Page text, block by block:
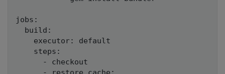
jobs:
  build:
    executor: default
    steps:
      - checkout